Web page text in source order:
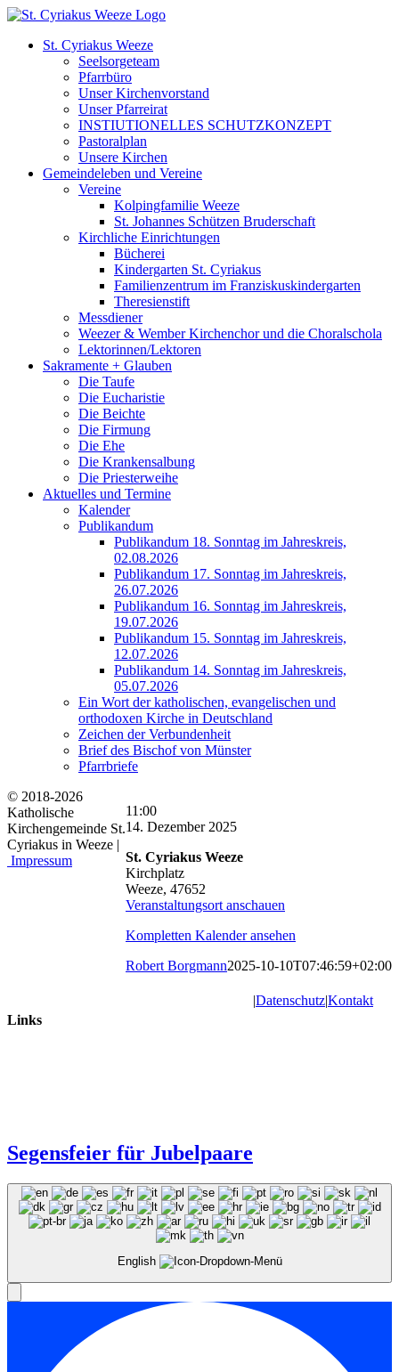
Zum
springenSt. Cyriakus Weeze
Seelsorgeteam
Pfarrbüro
Unser Kirchenvorstand
Unser Pfarreirat
INSTIUTIONELLES SCHUTZKONZEPT
Pastoralplan
Unsere Kirchen
Gemeindeleben und Vereine
Vereine
Kolpingfamilie Weeze
St. Johannes Schützen Bruderschaft
Kirchliche Einrichtungen
Bücherei
Kindergarten St. Cyriakus
Familienzentrum im Franziskuskindergarten
Theresienstift
Messdiener
Weezer & Wember Kirchenchor und die Choralschola
Lektorinnen/Lektoren
Sakramente + Glauben
Die Taufe
Die Eucharistie
Die Beichte
Die Firmung
Die Ehe
Die Krankensalbung
Die Priesterweihe
Aktuelles und Termine
Kalender
Publikandum
Publikandum 18. Sonntag im Jahreskreis,
02.08.2026
Publikandum 17. Sonntag im Jahreskreis,
26.07.2026
Publikandum 16. Sonntag im Jahreskreis,
19.07.2026
Publikandum 15. Sonntag im Jahreskreis,
12.07.2026
Publikandum 14. Sonntag im Jahreskreis,
05.07.2026
Ein Wort der katholischen, evangelischen und
orthodoxen Kirche in Deutschland
Zeichen der Verbundenheit
Brief des Bischof von Münster
Pfarrbriefe
St.
Cyriakus:
11:00
14. Dezember 2025
St. Cyriakus Weeze
Kirchplatz
Weeze, 47652
Veranstaltungsort anschauen
Kompletten Kalender ansehen
Robert Borgmann2025-10-10T07:46:59+02:00
Links
Segensfeier für Jubelpaare
© 2018-2026
Katholische
Kirchengemeinde St.
Cyriakus in Weeze |
Impressum
|Datenschutz|Kontakt
English